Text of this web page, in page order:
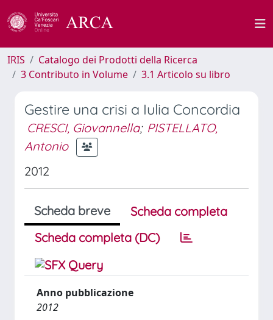
IRIS
Catalogo dei Prodotti della Ricerca
3 Contributo in Volume
3.1 Articolo su libro
Gestire una crisi a Iulia Concordia
CRESCI, Giovannella; PISTELLATO,
Antonio
2012
Scheda breve
Scheda completa
Scheda completa (DC)
Anno pubblicazione
2012